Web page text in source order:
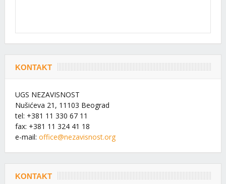
KONTAKT
UGS NEZAVISNOST
Nušićeva 21, 11103 Beograd
tel: +381 11 330 67 11
fax: +381 11 324 41 18
e-mail: office@nezavisnost.org
KONTAKT